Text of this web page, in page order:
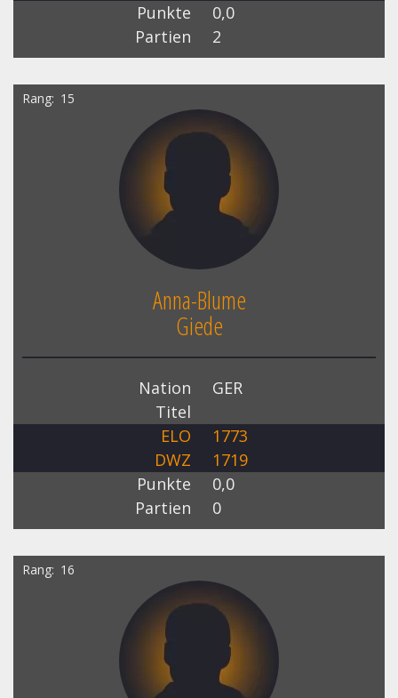
Punkte
0,0
Partien
2
Rang 15
Anna-Blume
Giede
Nation
GER
Titel
ELO
1773
DWZ
1719
Punkte
0,0
Partien
0
Rang 16